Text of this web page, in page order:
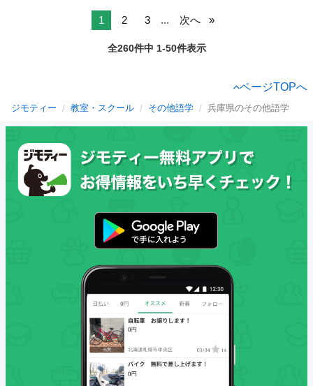
1 2 3 ... 次へ
全260件中 1-50件表示
ページTOPへ
ジモティー 教室・スクール その他語学 兵庫県のその他語学